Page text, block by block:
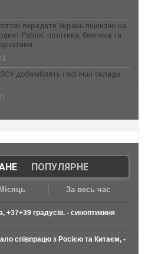
передати Україні ліцензію на
Patriot: політика, безпека та
добомблять і всі інші склади
| ПОПУЛЯРНЕ
Місяць За весь час
+37+39 градусів. - синоптикиня
співпрацю з Росією та Китаєм, -